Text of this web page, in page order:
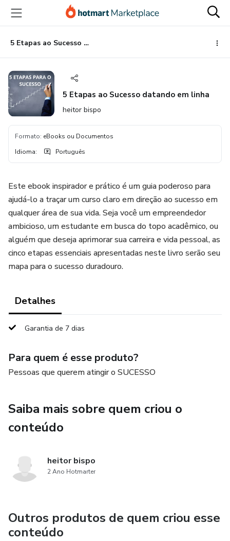
para
conteúdo
principal
para
pagamento
para
rodapé
5 Etapas ao Sucesso datando em linha
5 Etapas ao Sucesso datando em linha
heitor bispo
Formato: eBooks ou Documentos
Idioma: Português
Este ebook inspirador e prático é um guia poderoso para
ajudá-lo a traçar um curso claro em direção ao sucesso em
qualquer área de sua vida. Seja você um empreendedor
ambicioso, um estudante em busca do topo acadêmico, ou
alguém que deseja aprimorar sua carreira e vida pessoal, as
cinco etapas essenciais apresentadas neste livro serão seu
mapa para o sucesso duradouro.
Detalhes
Garantia de 7 dias
Para quem é esse produto?
Pessoas que querem atingir o SUCESSO
Saiba mais sobre quem criou o
conteúdo
heitor bispo
2 Ano Hotmarter
Outros produtos de quem criou esse
conteúdo